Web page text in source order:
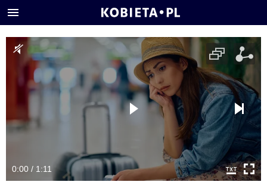
0:00 / 1:11